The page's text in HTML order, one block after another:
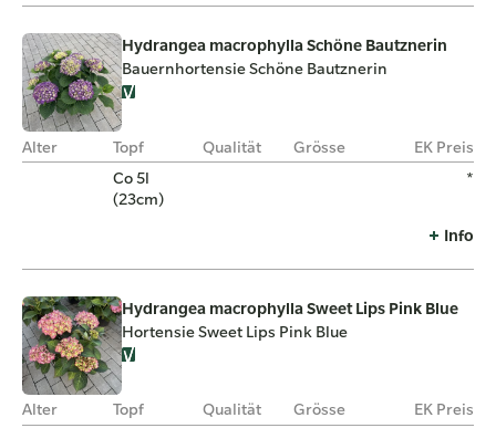
Hydrangea macrophylla Schöne Bautznerin
Bauernhortensie Schöne Bautznerin
Alter Topf Qualität Grösse
EK Preis
Co 5l
(23cm)
*
Info
Hydrangea macrophylla Sweet Lips Pink Blue
Hortensie Sweet Lips Pink Blue
Alter Topf Qualität Grösse
EK Preis